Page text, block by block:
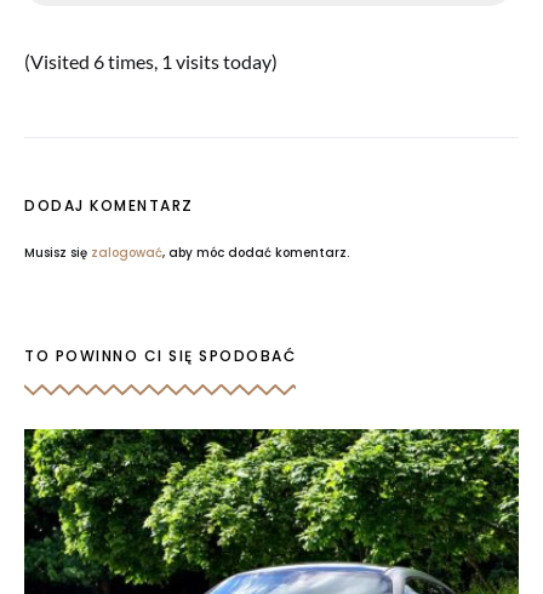
(Visited 6 times, 1 visits today)
DODAJ KOMENTARZ
Musisz się zalogować, aby móc dodać komentarz.
TO POWINNO CI SIĘ SPODOBAĆ